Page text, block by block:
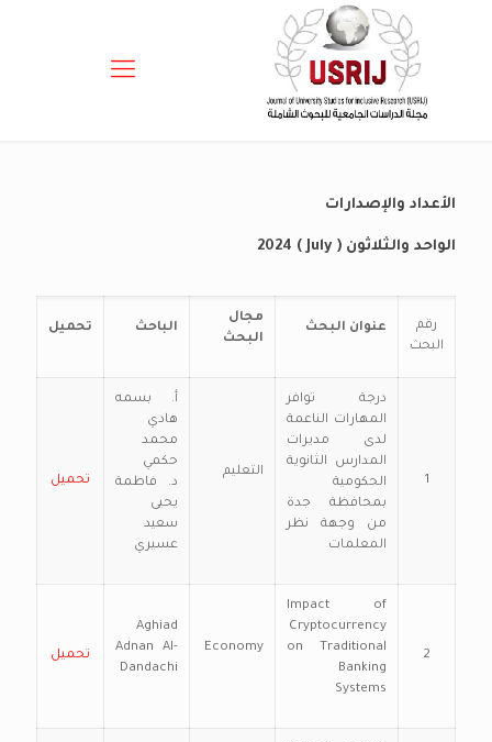
الأعداد والإصدارات
الواحد والثلاثون ( July ) 2024
رقم
البحث
عنوان البحث
مجال
البحث
الباحث تحميل
1
درجة توافر
المهارات الناعمة
لدى مديرات
المدارس الثانوية
الحكومية
بمحافظة جدة
من وجهة نظر
المعلمات
التعليم
أ‌. بسمه
هادي
محمد
حكمي
د. فاطمة
يحيى
سعيد
عسيري
تحميل
2
Impact of
Cryptocurrency
on Traditional
Banking
Systems
Economy
Aghiad
Adnan Al-
Dandachi
تحميل